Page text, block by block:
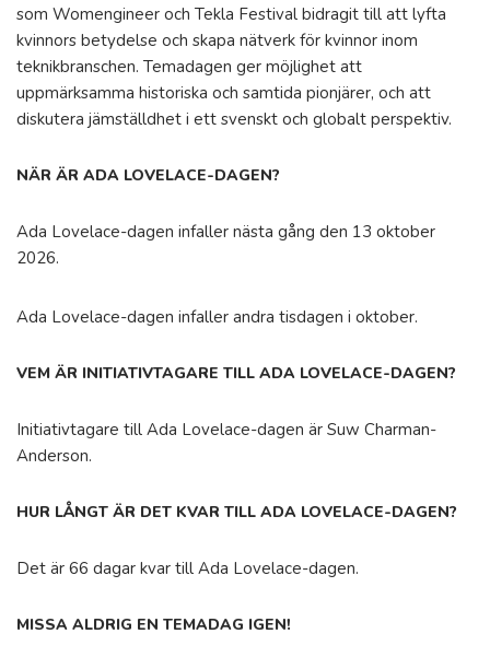
som Womengineer och Tekla Festival bidragit till att lyfta
kvinnors betydelse och skapa nätverk för kvinnor inom
teknikbranschen. Temadagen ger möjlighet att
uppmärksamma historiska och samtida pionjärer, och att
diskutera jämställdhet i ett svenskt och globalt perspektiv.
NÄR ÄR ADA LOVELACE-DAGEN?
Ada Lovelace-dagen infaller nästa gång den 13 oktober
2026.
Ada Lovelace-dagen infaller andra tisdagen i oktober.
VEM ÄR INITIATIVTAGARE TILL ADA LOVELACE-DAGEN?
Initiativtagare till Ada Lovelace-dagen är Suw Charman-
Anderson.
HUR LÅNGT ÄR DET KVAR TILL ADA LOVELACE-DAGEN?
Det är 66 dagar kvar till Ada Lovelace-dagen.
MISSA ALDRIG EN TEMADAG IGEN!